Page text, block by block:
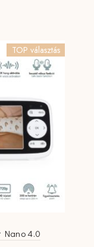
TOP választás
Nano 4.0